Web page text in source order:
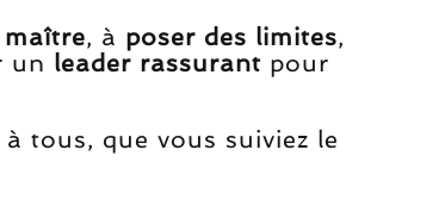
, à poser des limites,
un leader rassurant pour
tous, que vous suiviez le